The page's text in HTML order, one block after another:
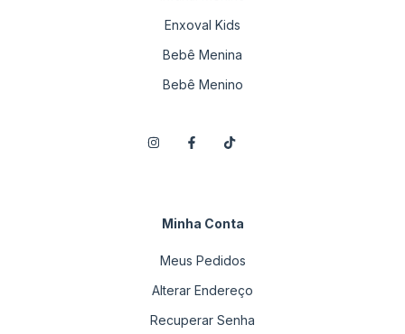
Enxoval Kids
Bebê Menina
Bebê Menino
Minha Conta
Meus Pedidos
Alterar Endereço
Recuperar Senha